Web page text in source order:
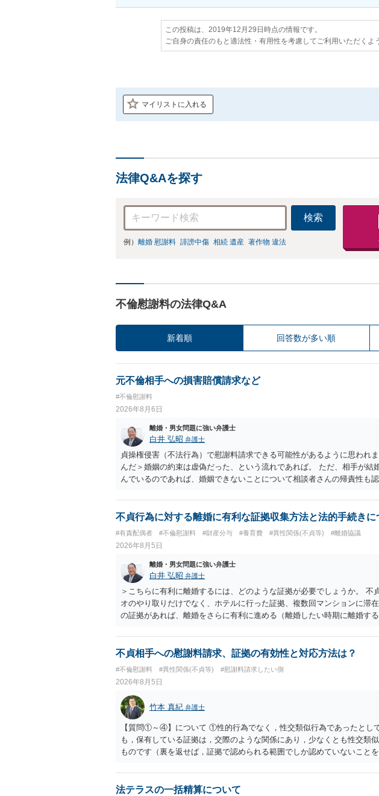
この投稿は、2019年12月29日時点の情報です。
ご自身の責任のもと適法性・有用性を考慮してご利用いただくよ
マイリストに入れる
法律Q&Aを探す
検索
例） 離婚 慰謝料 誹謗中傷 相続 遺産 著作物 違法
不倫慰謝料の法律Q&A
新着順 回答数が多い順
元不倫相手への損害賠償請求など
#不倫慰謝料
2026年8月6日
離婚・男女問題に強い弁護士
白井 弘昭 弁護士
貞操権侵害（不法行為）で慰謝料請求できる可能性があるように思われ
んだ＞婚姻の約束は虚偽だった、という流れであれば。 ただ、相手が結
んでいるのであれば、婚姻できないことについて相談者さんの帰責性も
不貞行為に対する離婚に有利な証拠収集方法と法的手続きに
#有責配偶者 #不倫慰謝料 #財産分与 #養育費 #異性関係(不貞等) #離婚協議
2026年8月5日
離婚・男女問題に強い弁護士
白井 弘昭 弁護士
＞こちらに有利に離婚するには、どのような証拠が必要でしょうか。 不
オのやり取りだけでなく、ホテルに行った証拠、複数回マンションに滞
の証拠があれば、離婚をさらに有利に進める（離婚したい時期に離婚す
がありますので、ご注意ください。 以上、ご参考まで。
不貞相手への慰謝料請求、証拠の有効性と対応方法は？
#不倫慰謝料 #異性関係(不貞等) #慰謝料請求したい側
2026年8月5日
竹本 真紀 弁護士
【質問①～④】について ①性的行為でなく，性交類似行為であったとし
も，保有している証拠は，交際のような関係にあり，少なくとも性交類
ものです（裏を返せば，証拠で認められる範囲でしか認めていないこと
して，この点を考慮されることになるかもしれません。 ②夫との今後の
を検討するのがよいと思います。今ある証拠以上のことを証明（証明力
法テラスの一括精算について